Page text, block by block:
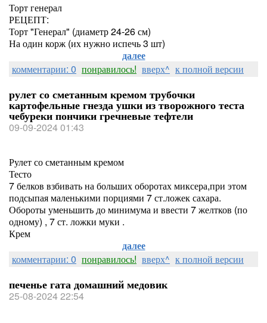
Торт генерал
РЕЦЕПТ:
Торт "Генерал" (диаметр 24-26 см)
На один корж (их нужно испечь 3 шт)
далее
комментарии: 0 понравилось! вверх^ к полной версии
рулет со сметанным кремом трубочки
картофельные гнезда ушки из творожного теста
чебуреки пончики гречневые тефтели
09-09-2024 01:43
Рулет со сметанным кремом
Тесто
7 белков взбивать на больших оборотах миксера,при этом
подсыпая маленькими порциями 7 ст.ложек сахара.
Обороты уменьшить до минимума и ввести 7 желтков (по
одному) , 7 ст. ложки муки .
Крем
далее
комментарии: 0 понравилось! вверх^ к полной версии
печенье гата домашний медовик
25-08-2024 22:54